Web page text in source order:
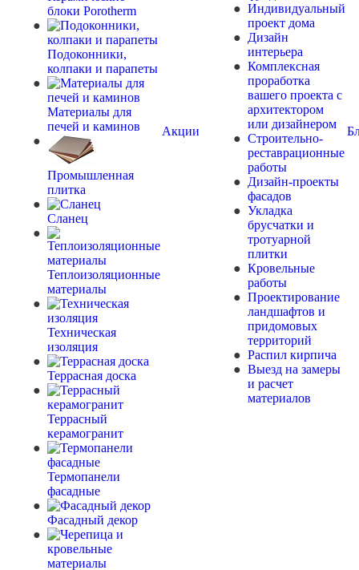
блоки Porotherm
Подоконники,
колпаки и парапеты
Материалы для
печей и каминов
Промышленная
плитка
Сланец
Теплоизоляционные
материалы
Техническая
изоляция
Террасная доска
Террасный
керамогранит
Термопанели
фасадные
Фасадный декор
Акции
Индивидуальный
проект дома
Дизайн
интерьера
Комплексная
проработка
вашего проекта с
архитектором
или дизайнером
Строительно-
реставрационные
работы
Дизайн-проекты
фасадов
Укладка
брусчатки и
тротуарной
плитки
Кровельные
работы
Проектирование
ландшафтов и
придомовых
территорий
Распил кирпича
Выезд на замеры
и расчет
материалов